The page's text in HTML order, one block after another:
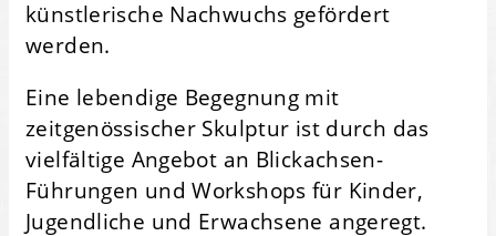
künstlerische Nachwuchs gefördert
werden.
Eine lebendige Begegnung mit
zeitgenössischer Skulptur ist durch das
vielfältige Angebot an Blickachsen-
Führungen und Workshops für Kinder,
Jugendliche und Erwachsene angeregt.